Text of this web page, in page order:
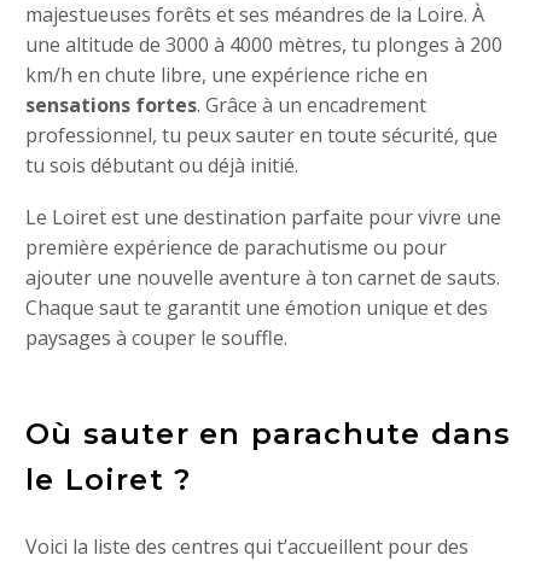
majestueuses forêts et ses méandres de la Loire. À
une altitude de 3000 à 4000 mètres, tu plonges à 200
km/h en chute libre, une expérience riche en
sensations fortes. Grâce à un encadrement
professionnel, tu peux sauter en toute sécurité, que
tu sois débutant ou déjà initié.
Le Loiret est une destination parfaite pour vivre une
première expérience de parachutisme ou pour
ajouter une nouvelle aventure à ton carnet de sauts.
Chaque saut te garantit une émotion unique et des
paysages à couper le souffle.
Où sauter en parachute dans
le Loiret ?
Voici la liste des centres qui t’accueillent pour des